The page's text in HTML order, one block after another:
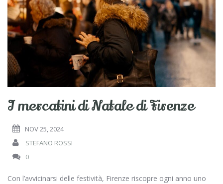
I mercatini di Natale di Firenze
NOV 25, 2024
STEFANO ROSSI
0
Con l’avvicinarsi delle festività, Firenze riscopre ogni anno uno